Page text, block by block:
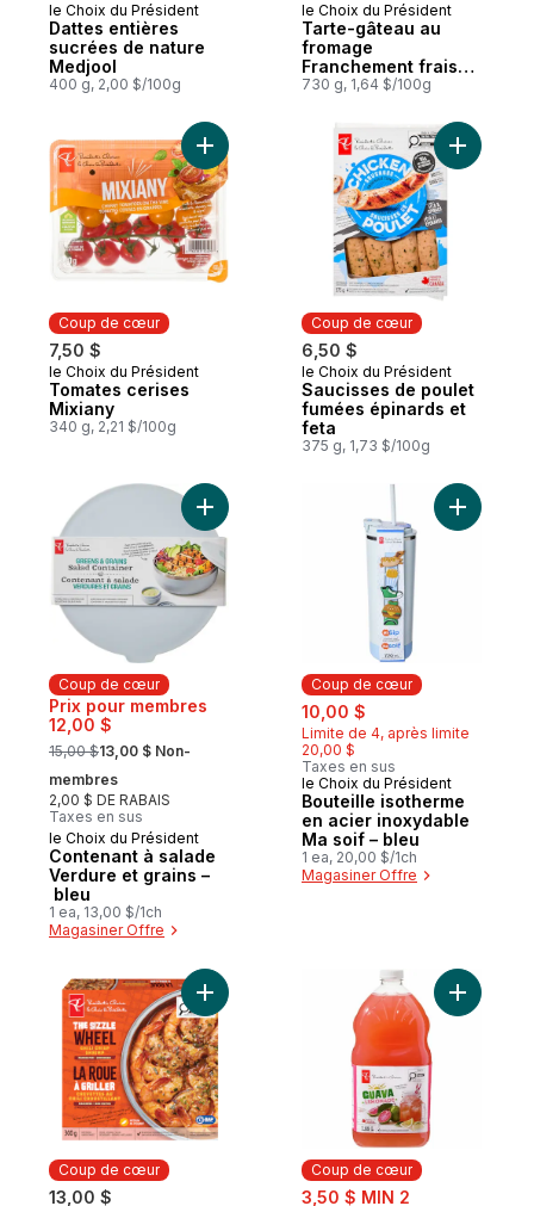
Coup de cœur
le Choix du Président
Dattes entières
sucrées de nature
Medjool
400 g, 2,00 $/100g
Coup de cœur
le Choix du Président
Tarte-gâteau au
fromage
Franchement fraise
Le triple délice
730 g, 1,64 $/100g
Coup de cœur
7,50 $
Coup de cœur
le Choix du Président
Tomates cerises
Mixiany
340 g, 2,21 $/100g
Ajouter Tomates cerises Mixiany au
Coup de cœur
6,50 $
Coup de cœur
le Choix du Président
Saucisses de poulet
fumées épinards et
feta
375 g, 1,73 $/100g
Ajouter
Coup de cœur
Prix pour membres
12,00 $
, formerly:
15,00 $13,00 $ Non-
membres
2,00 $ DE RABAIS
Taxes en sus
Coup de cœur
le Choix du Président
Contenant à salade
Verdure et grains –
bleu
1 ea, 13,00 $/1ch
Magasiner Offre
Ajouter Contenant à salade Verdure et
Coup de cœur
sale:
10,00 $
Limite de 4, après limite
20,00 $
Taxes en sus
Coup de cœur
le Choix du Président
Bouteille isotherme
en acier inoxydable
Ma soif – bleu
1 ea, 20,00 $/1ch
Magasiner Offre
Ajouter
Coup de cœur
13,00 $
Ajouter La roue à griller crevettes au chili
Coup de cœur
sale:
3,50 $ MIN 2
Ajouter